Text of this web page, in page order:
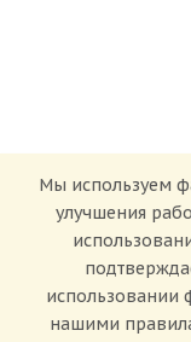
Мы используем
улучшения
использовании
нашими